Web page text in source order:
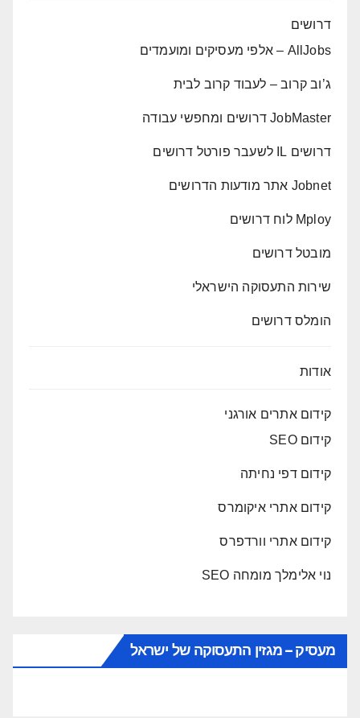
דרושים
AllJobs – אלפי מעסיקים ומועמדים
ג’וב קרוב – לעבוד קרוב לבית
JobMaster דרושים ומחפשי עבודה
דרושים IL לשעבר פורטל דרושים
Jobnet אתר מודעות הדרושים
Mploy לוח דרושים
מובטל דרושים
שירות התעסוקה הישראלי
הומלס דרושים
אודות
קידום אתרים אורגני
קידום SEO
קידום דפי נחיתה
קידום אתרי איקומרס
קידום אתרי וורדפרס
נוי אלימלך מומחה SEO
מעסיק – מגזין התעסוקה של ישראל